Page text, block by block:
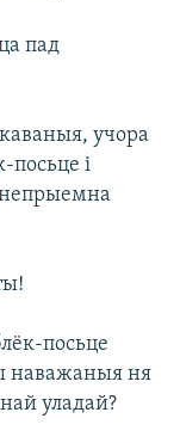
пад
учора
посьце і
непрыемна
посьце
наважаныя ня
уладай?